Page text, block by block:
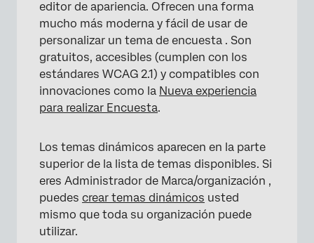
×
editor de apariencia. Ofrecen una forma
mucho más moderna y fácil de usar de
personalizar un tema de encuesta . Son
gratuitos, accesibles (cumplen con los
estándares WCAG 2.1) y compatibles con
innovaciones como la Nueva experiencia
para realizar Encuesta.
Los temas dinámicos aparecen en la parte
superior de la lista de temas disponibles. Si
eres Administrador de Marca/organización ,
puedes crear temas dinámicos usted
mismo que toda su organización puede
utilizar.